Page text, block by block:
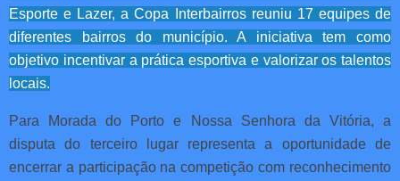
Esporte e Lazer, a Copa Interbairros reuniu 17 equipes de
diferentes bairros do município. A iniciativa tem como
objetivo incentivar a prática esportiva e valorizar os talentos
locais.
Para Morada do Porto e Nossa Senhora da Vitória, a
disputa do terceiro lugar representa a oportunidade de
encerrar a participação na competição com reconhecimento